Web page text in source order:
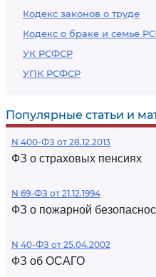
Кодекс законов о труде
Кодекс о браке и семье
УК РСФСР
УПК РСФСР
Популярные статьи и
N 400-ФЗ от 28.12.2013
ФЗ о страховых пенсиях
N 69-ФЗ от 21.12.1994
ФЗ о пожарной
N 40-ФЗ от 25.04.2002
ФЗ об ОСАГО